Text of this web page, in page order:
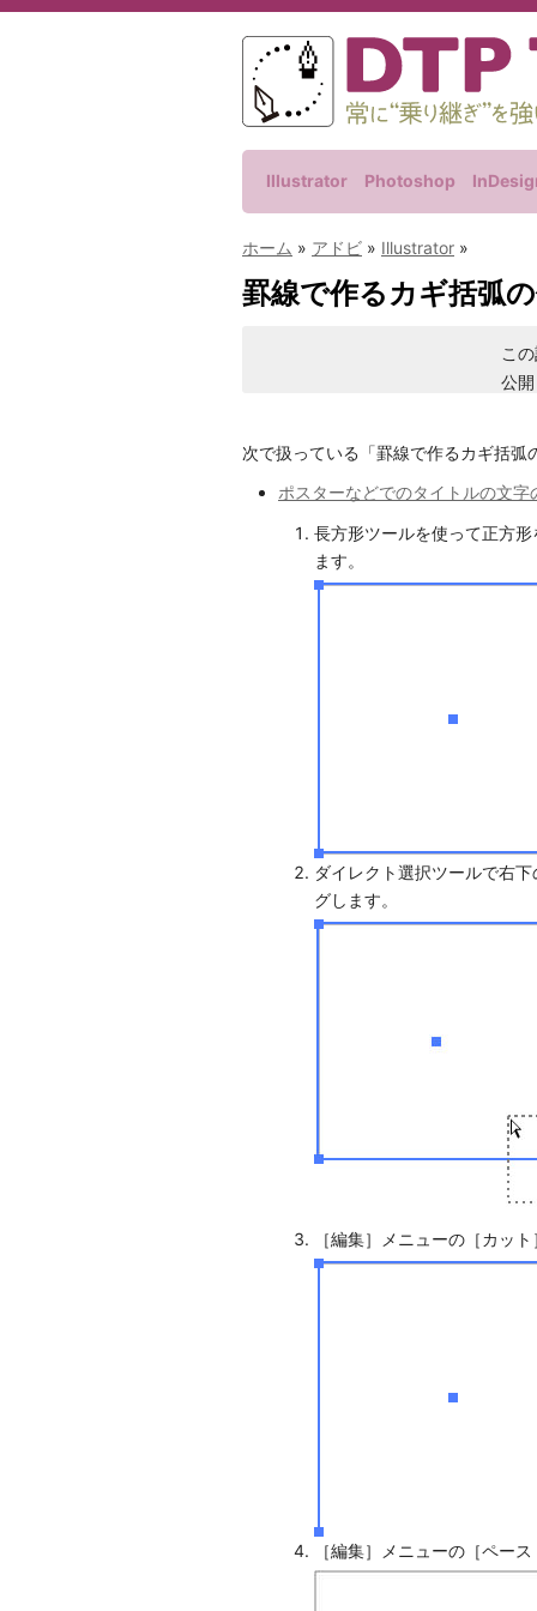
Illustrator Photoshop
ホーム » アドビ » Illustrator »
罫線で作るカギ括弧
こ
公
次で扱っている「罫線で作るカギ括
ポスターなどでのタイトルの文
長方形ツールを使って正方
ます。
ダイレクト選択ツールで右
グします。
［編集］メニューの［カッ
［編集］メニューの［ペー